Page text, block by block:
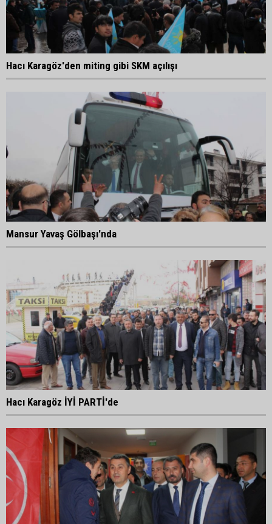
Hacı Karagöz'den miting gibi SKM açılışı
Mansur Yavaş Gölbaşı'nda
Hacı Karagöz İYİ PARTİ'de